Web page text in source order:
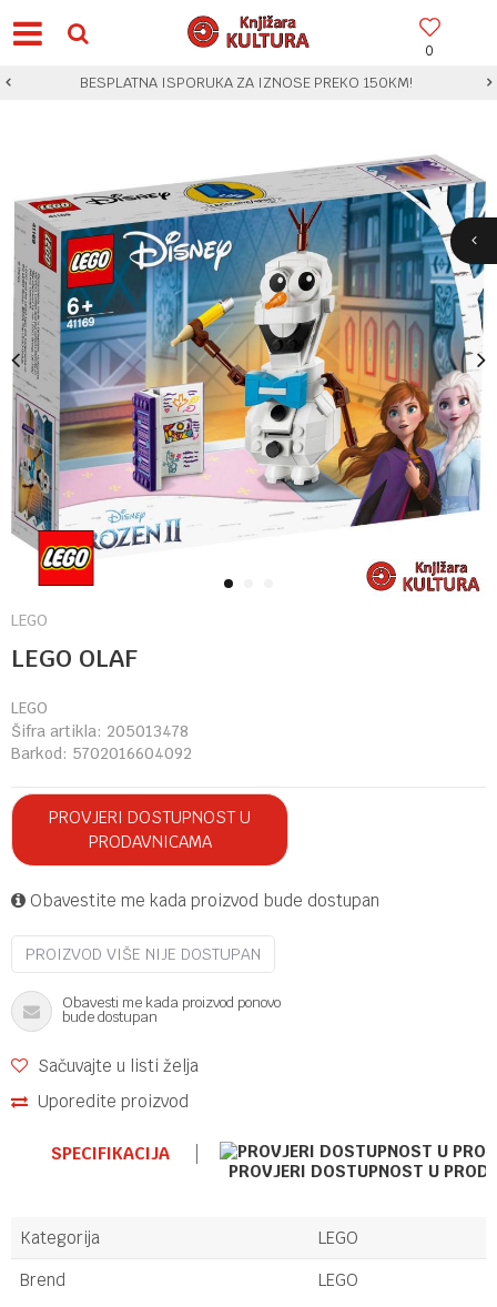
0
BESPLATNA ISPORUKA ZA IZNOSE PREKO 150KM!
1
LEGO
LEGO OLAF
LEGO
Šifra artikla: 205013478
Barkod: 5702016604092
PROVJERI DOSTUPNOST U
PRODAVNICAMA
Obavestite me kada proizvod bude dostupan
PROIZVOD VIŠE NIJE DOSTUPAN
Obavesti me kada proizvod ponovo
bude dostupan
Sačuvajte u listi želja
Uporedite proizvod
SPECIFIKACIJA
PROVJERI DOSTUPNOST U
Kategorija
LEGO
Brend
LEGO